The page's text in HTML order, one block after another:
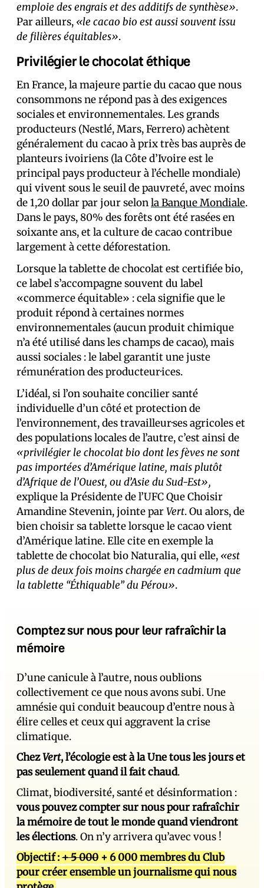
emploie des engrais et des additifs de synthèse».
Par ailleurs, «le cacao bio est aussi souvent issu
de filières équitables».
Privilégier le chocolat éthique
En France, la majeure partie du cacao que nous
consommons ne répond pas à des exigences
sociales et environnementales. Les grands
producteurs (Nestlé, Mars, Ferrero) achètent
généralement du cacao à prix très bas auprès de
planteurs ivoiriens (la Côte d’Ivoire est le
principal pays producteur à l’échelle mondiale)
qui vivent sous le seuil de pauvreté, avec moins
de 1,20 dollar par jour selonla Banque Mondiale.
Dans le pays, 80% des forêts ont été rasées en
soixante ans, et la culture de cacao contribue
largement à cette déforestation.
Lorsque la tablette de chocolat est certifiée bio,
ce label s’accompagne souvent du label
«commerce équitable» : cela signifie que le
produit répond à certaines normes
environnementales (aucun produit chimique
n’a été utilisé dans les champs de cacao), mais
aussi sociales : le label garantit une juste
rémunération des producteur·ices.
L’idéal, si l’on souhaite concilier santé
individuelle d’un côté et protection de
l’environnement, des travailleur·ses agricoles et
des populations locales de l’autre, c’est ainsi de
«privilégier le chocolat bio dont les fèves ne sont
pas importées d’Amérique latine, mais plutôt
d’Afrique de l’Ouest, ou d’Asie du Sud-Est»,
expliquela Présidente de l’UFC Que Choisir
Amandine Stevenin, jointe parVert. Ou alors, de
bien choisir sa tablette lorsque le cacao vient
d’Amérique latine. Elle cite en exemple la
tablettede chocolat bio Naturalia, qui elle, «est
plus de deux fois moins chargée en cadmium que
la tablette “Éthiquable” du Pérou».
Comptez sur nous pour leur rafraîchir la
mémoire
D’une canicule à l’autre, nous oublions
collectivement ce que nous avons subi. Une
amnésie qui conduit beaucoup d’entre nous à
élire celles et ceux qui aggravent la crise
climatique.
ChezVert, l’écologie est à la Une tous les jours et
pas seulement quand il fait chaud.
Climat, biodiversité, santé et désinformation :
vous pouvez compter sur nous pour rafraîchir
la mémoire de tout le monde quand viendront
les élections. On n’y arrivera qu’avec vous !
Objectif :+ 5 000 + 6 000 membres du Club
pour créer ensemble un journalisme qui nous